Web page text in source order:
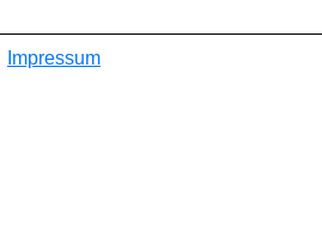
Impressum